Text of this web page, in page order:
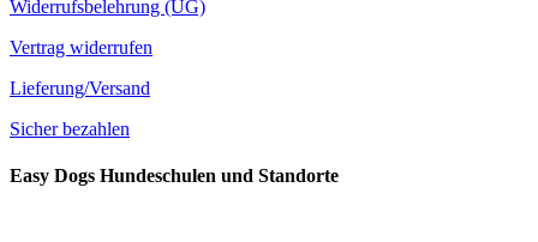
Widerrufsbelehrung (UG)
Vertrag widerrufen
Lieferung/Versand
Sicher bezahlen
Easy Dogs Hundeschulen und Standorte